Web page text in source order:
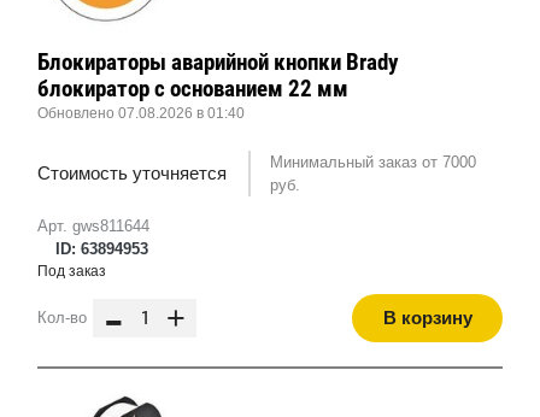
Арт. gws811644
ID: 63894953
Блокираторы аварийной кнопки Brady
блокиратор с основанием 22 мм
Обновлено 07.08.2026 в 01:40
Стоимость уточняется
Минимальный заказ от 7000
руб.
Под заказ
Кол-во - + В корзину